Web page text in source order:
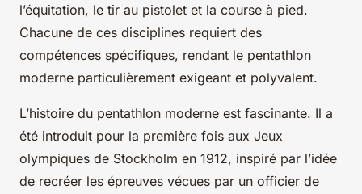
l’équitation, le tir au pistolet et la course à pied.
Chacune de ces disciplines requiert des
compétences spécifiques, rendant le pentathlon
moderne particulièrement exigeant et polyvalent.
L’histoire du pentathlon moderne est fascinante. Il a
été introduit pour la première fois aux Jeux
olympiques de Stockholm en 1912, inspiré par l’idée
de recréer les épreuves vécues par un officier de